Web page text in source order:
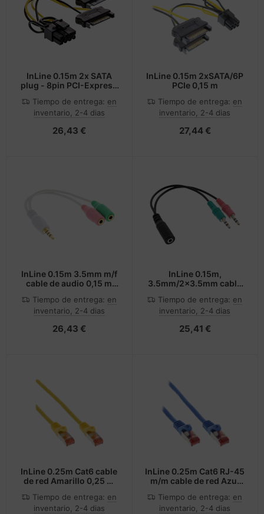
InLine 0.15m 2x SATA
plug - 8pin PCI-Express
Tiempo de entrega: en
inventario, 2-4 dias
26,43 €
InLine 0.15m 2xSATA/6P
PCIe 0,15 m
Tiempo de entrega: en
inventario, 2-4 dias
27,44 €
InLine 0.15m 3.5mm m/f
cable de audio 0,15 m
Tiempo de entrega: en
inventario, 2-4 dias
26,43 €
InLine 0.15m,
3.5mm/2x3.5mm cable
Negro
Tiempo de entrega: en
inventario, 2-4 dias
25,41 €
InLine 0.25m Cat6 cable
de red Amarillo 0,25 m
Tiempo de entrega: en
inventario, 2-4 dias
InLine 0.25m Cat6 RJ-45
m/m cable de red Azul
Tiempo de entrega: en
inventario, 2-4 dias
teléfonos móviles
portátiles y de
y vídeo
de exhibición
de accesorios
/ Schnittstellen
Mainboards
Netzwerkgeräte
flash
de la pantalla
CD-/DVD-Rohlinge
divers
Tinten Minen